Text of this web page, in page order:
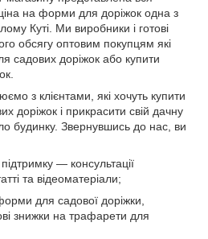
на форми для доріжок одна з
Куті. Ми виробники і готові
обсягу оптовим покупцям які
садових доріжок або купити
з клієнтами, які хочуть купити
доріжок і прикрасити свій дачну
будинку. Звернувшись до нас, ви
— консультації
та відеоматеріали;
для садової доріжки,
знижки на трафарети для